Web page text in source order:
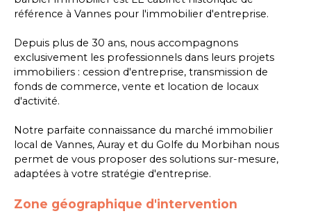
référence à Vannes pour l'immobilier d'entreprise.
Depuis plus de 30 ans, nous accompagnons
exclusivement les professionnels dans leurs projets
immobiliers : cession d'entreprise, transmission de
fonds de commerce, vente et location de locaux
d'activité.
Notre parfaite connaissance du marché immobilier
local de Vannes, Auray et du Golfe du Morbihan nous
permet de vous proposer des solutions sur-mesure,
adaptées à votre stratégie d'entreprise.
Zone géographique d'intervention